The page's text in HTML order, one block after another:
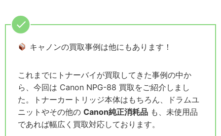
キャノンの買取事例は他にもあります！
これまでにトナーバイが買取してきた事例の中か
ら、今回は Canon NPG-88 買取をご紹介しまし
た。トナーカートリッジ本体はもちろん、ドラムユ
ニットやその他のCanon純正消耗品 も、未使用品
であれば幅広く買取対応しております。